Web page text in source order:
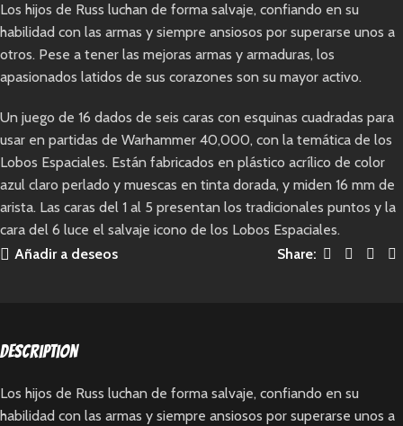
Los hijos de Russ luchan de forma salvaje, confiando en su
habilidad con las armas y siempre ansiosos por superarse unos a
otros. Pese a tener las mejoras armas y armaduras, los
apasionados latidos de sus corazones son su mayor activo.
Un juego de 16 dados de seis caras con esquinas cuadradas para
usar en partidas de Warhammer 40,000, con la temática de los
Lobos Espaciales. Están fabricados en plástico acrílico de color
azul claro perlado y muescas en tinta dorada, y miden 16 mm de
arista. Las caras del 1 al 5 presentan los tradicionales puntos y la
cara del 6 luce el salvaje icono de los Lobos Espaciales.
Añadir a deseos
Share:
Description
Los hijos de Russ luchan de forma salvaje, confiando en su
habilidad con las armas y siempre ansiosos por superarse unos a